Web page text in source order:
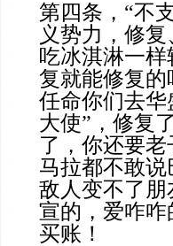
第四条，“不
义势力，修
吃冰淇淋一
复就能修复
任命你们去
大使”，修复
了，你还要
马拉都不敢
敌人变不了
宣的，爱咋
买账！